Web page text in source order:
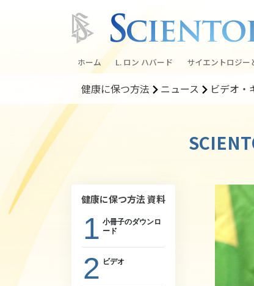
ホーム L. ロン ハバード サイエントロジー
信条と実践
サイエントロジ
ントロジー
サイエントロジー
ダイアネティッ
健康に保つ方法 ニュース ビデオ・
健康に保つ方法 資料
1 小冊子のダウンロ
ード
2 ビデオ